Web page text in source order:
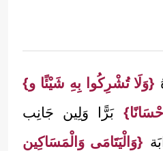
{وَلَا تُشْرِكُوا بِهِ شَيْئًا و}
بَرًّا وَلِين جَانِب
{وَالْيَتَامَى وَالْمَسَاكِين